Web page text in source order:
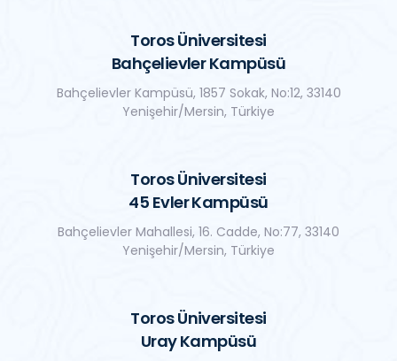
Toros Üniversitesi
Bahçelievler Kampüsü
Bahçelievler Kampüsü, 1857 Sokak, No:12, 33140
Yenişehir/Mersin, Türkiye
Toros Üniversitesi
45 Evler Kampüsü
Bahçelievler Mahallesi, 16. Cadde, No:77, 33140
Yenişehir/Mersin, Türkiye
Toros Üniversitesi
Uray Kampüsü